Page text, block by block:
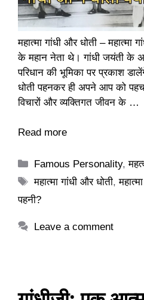
महात्मा गांधी और धोती – महात्मा
के महान नेता थे। गांधी जयंती के
परिधान की भूमिका पर प्रकाश
धोती पहनकर ही अपने आप को
विचारों और व्यक्तिगत जीवन के …
Read more
Categories
Famous Personality,
Tags
महात्मा गांधी और धोती,
पहनी?
Leave a comment